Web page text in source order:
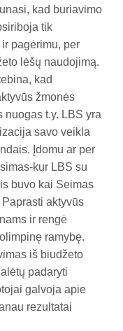
kad buriavimo
tik
pagėrimu, per
lėšų naudojimą.
kad
žmonės
t.y. LBS yra
savo veikla
Įdomu ar per
kur LBS su
buvo kai Seimas
aktyvūs
ir rengė
ramybę.
iš biudžeto
padaryti
galvoja apie
rezultatai